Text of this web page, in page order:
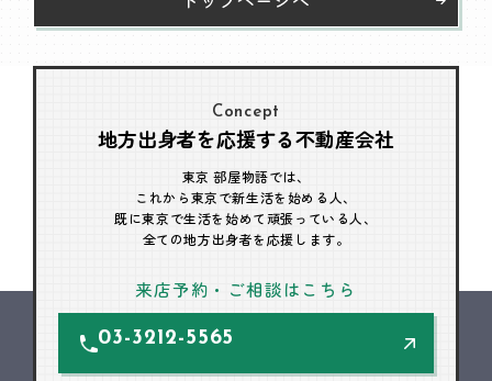
Concept
地方出身者を応援する不動産会社
東京 部屋物語では、
これから東京で新生活を始める人、
既に東京で生活を始めて頑張っている人、
全ての地方出身者を応援します。
来店予約・ご相談はこちら
03-3212-5565